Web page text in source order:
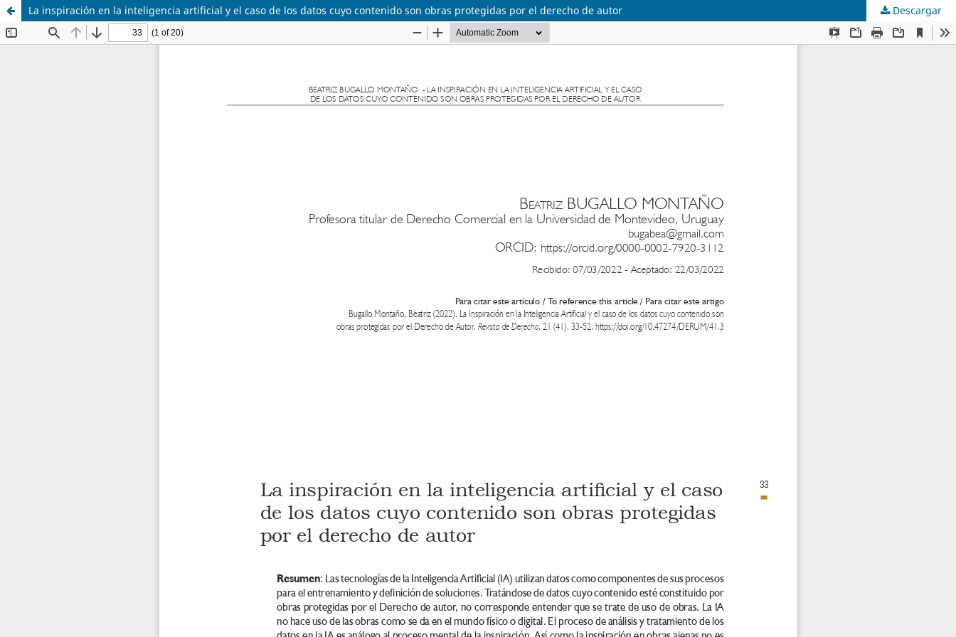
La inspiración en la inteligencia artificial y el caso de los datos cuyo contenido son obras protegidas por el derecho de autor Descargar